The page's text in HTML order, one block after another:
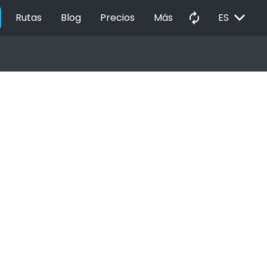
Rutas Blog Precios Más autorenew ES EXPAND_MORE